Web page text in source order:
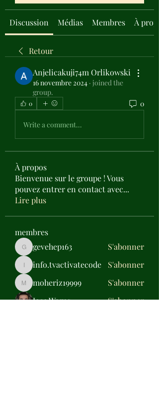
Discussion Médias Membres À
Retour
Anjelicakuji74m Orlikowski
16 novembre 2024 · joined the
group.
0 0
Write a comment...
À propos
Bienvenue sur le groupe ! Vous
pouvez entrer en contact avec...
Lire plus
membres
gevehep163
gevehep163 S'abonner
info.tvactivatecode
info.tvactivatecode S'abonner
moheriz19999
moheriz19999
S'abonner
Jose Wages
S'abonner